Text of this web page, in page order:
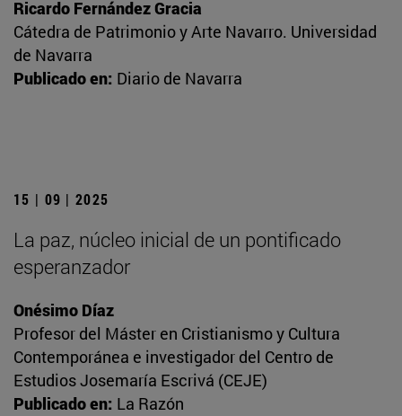
Ricardo Fernández Gracia
Cátedra de Patrimonio y Arte Navarro. Universidad
de Navarra
Publicado en: Diario de Navarra
15 | 09 | 2025
La paz, núcleo inicial de un pontificado
esperanzador
Onésimo Díaz
Profesor del Máster en Cristianismo y Cultura
Contemporánea e investigador del Centro de
Estudios Josemaría Escrivá (CEJE)
Publicado en: La Razón